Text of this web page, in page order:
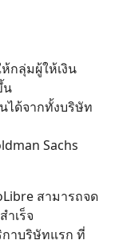
กลุ่มผู้ให้เงิน
น
ได้จากทั้งบริษัท
Sachs
สามารถจด
ำเร็จ
าบริษัทแรก ที่